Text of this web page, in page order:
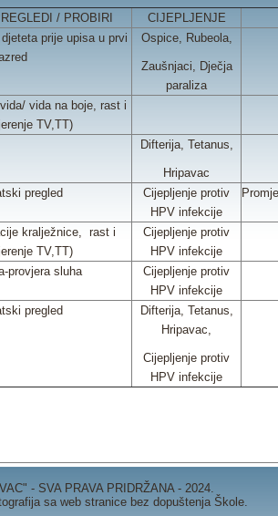
/ PROBIRI CIJEPLJENJE
prije upisa u prvi
Ospice, Rubeola,
Zaušnjaci, Dječja
paraliza
vida na boje, rast i
TV,TT)
Difterija, Tetanus,
Hripavac
pregled
Cijepljenje protiv
HPV infekcije
kralježnice, rast i
TV,TT)
Cijepljenje protiv
HPV infekcije
provjera sluha
Cijepljenje protiv
HPV infekcije
pregled
Difterija, Tetanus,
Hripavac,
Cijepljenje protiv
HPV infekcije
- SVA PRAVA PRIDRŽANA - 2024.
sa web stranice bez dopuštenja Škole.